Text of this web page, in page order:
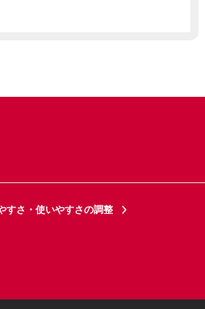
すさ・使いやすさの調整